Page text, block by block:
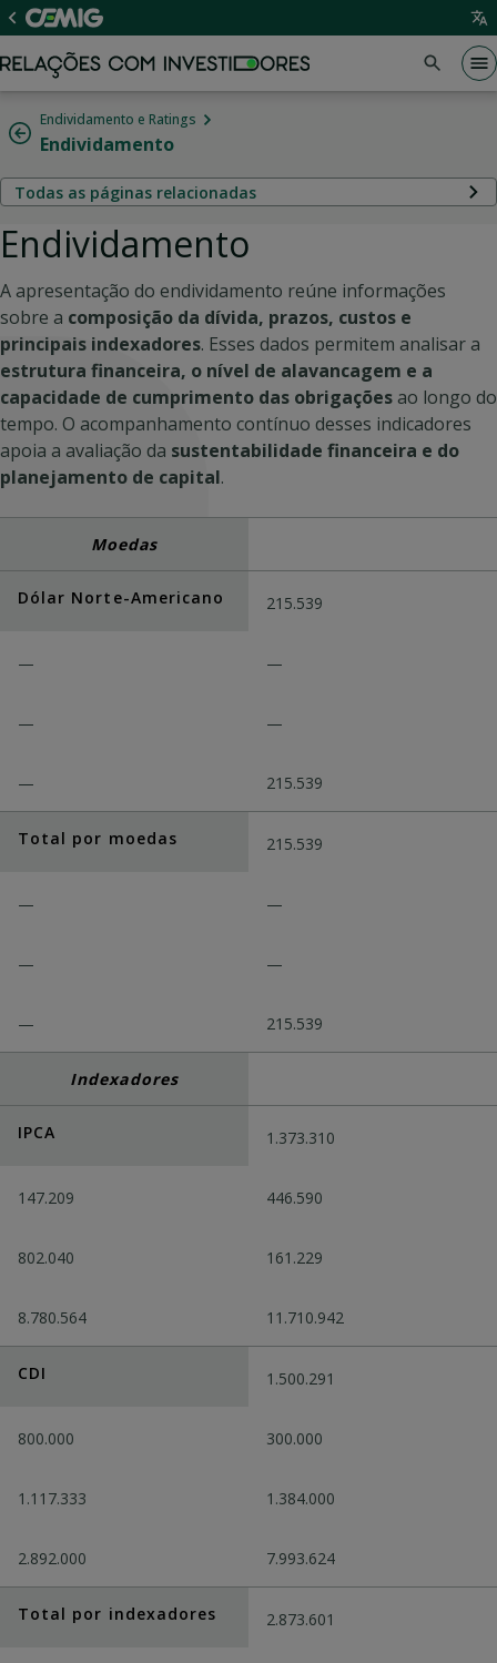
Endividamento e Ratings
Endividamento
Todas as páginas relacionadas
Endividamento
A apresentação do endividamento reúne informações
sobre a composição da dívida, prazos, custos e
principais indexadores. Esses dados permitem analisar a
estrutura financeira, o nível de alavancagem e a
capacidade de cumprimento das obrigaçõesao longo do
tempo. O acompanhamento contínuo desses indicadores
apoia a avaliação da sustentabilidade financeira e do
planejamento de capital.
Moedas
Dólar Norte-Americano 215.539
— —
— —
— 215.539
Total por moedas 215.539
— —
— —
— 215.539
Indexadores
IPCA 1.373.310
147.209 446.590
802.040 161.229
8.780.564 11.710.942
CDI 1.500.291
800.000 300.000
1.117.333 1.384.000
2.892.000 7.993.624
Total por indexadores 2.873.601